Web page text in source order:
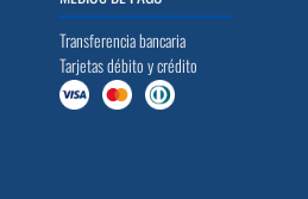
Transferencia bancaria
Tarjetas débito y crédito